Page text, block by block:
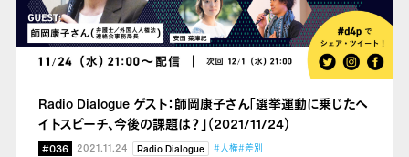
Radio Dialogue ゲスト：師岡康子さん「選挙運動に乗じたヘ
イトスピーチ、今後の課題は？」（2021/11/24）
#036 2021.11.24 Radio Dialogue #人権#差別